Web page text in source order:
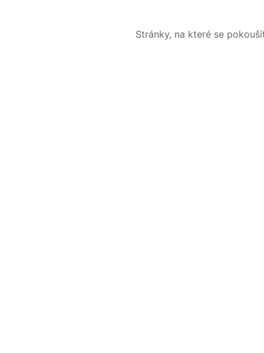
Stránky, na které se